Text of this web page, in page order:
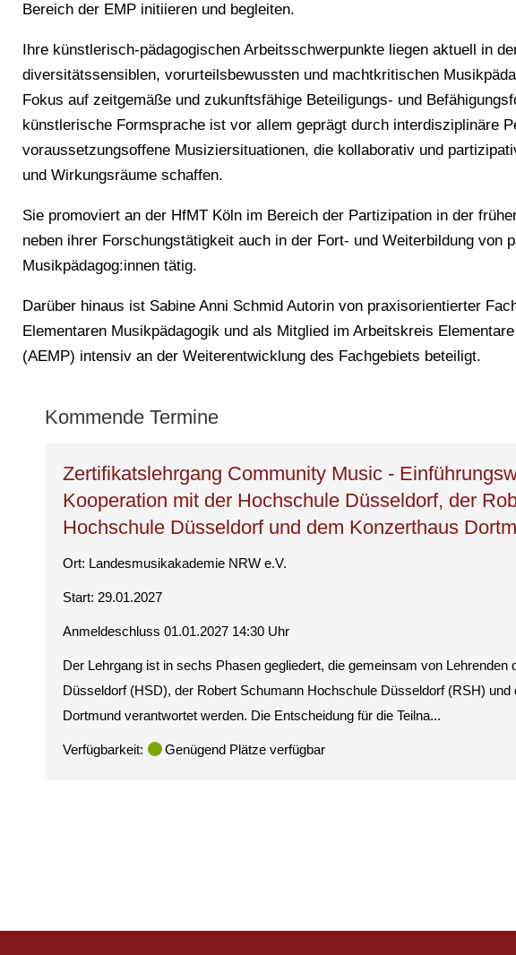
Bereich der EMP initiieren und begleiten.
Ihre künstlerisch-pädagogischen Arbeitsschwerpunkte liegen aktuell in
diversitätssensiblen, vorurteilsbewussten und machtkritischen
Fokus auf zeitgemäße und zukunftsfähige Beteiligungs- und
künstlerische Formsprache ist vor allem geprägt durch interdisziplinäre
voraussetzungsoffene Musiziersituationen, die kollaborativ und
und Wirkungsräume schaffen.
Sie promoviert an der HfMT Köln im Bereich der Partizipation in der
neben ihrer Forschungstätigkeit auch in der Fort- und Weiterbildung von
Musikpädagog:innen tätig.
Darüber hinaus ist Sabine Anni Schmid Autorin von praxisorientierter
Elementaren Musikpädagogik und als Mitglied im Arbeitskreis
(AEMP) intensiv an der Weiterentwicklung des Fachgebiets beteiligt.
Kommende Termine
Zertifikatslehrgang Community Music -
Kooperation mit der Hochschule Düsseldorf, der
Hochschule Düsseldorf und dem Konzerthaus
Ort: Landesmusikakademie NRW e.V.
Start: 29.01.2027
Anmeldeschluss 01.01.2027 14:30 Uhr
Der Lehrgang ist in sechs Phasen gegliedert, die gemeinsam von Lehrenden
Düsseldorf (HSD), der Robert Schumann Hochschule Düsseldorf (RSH) und
Dortmund verantwortet werden. Die Entscheidung für die Teilna...
Verfügbarkeit: Genügend Plätze verfügbar